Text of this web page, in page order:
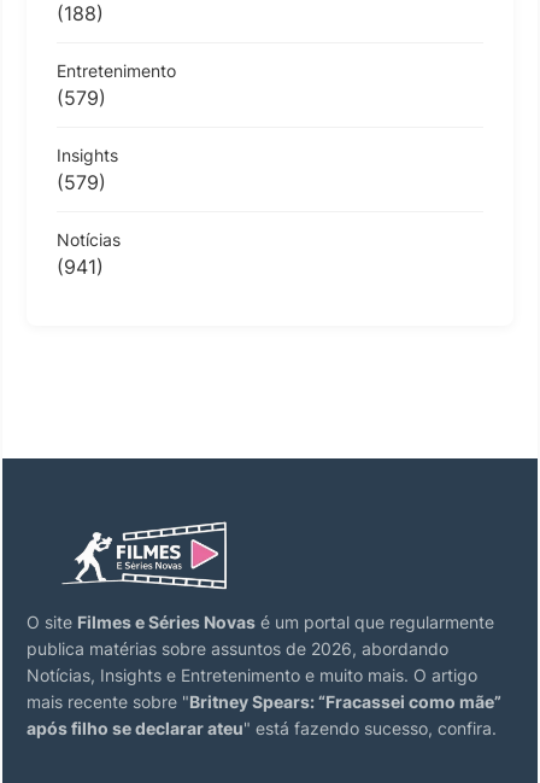
(188)
Entretenimento
(579)
Insights
(579)
Notícias
(941)
O site Filmes e Séries Novas é um portal que regularmente
publica matérias sobre assuntos de 2026, abordando
Notícias, Insights e Entretenimento e muito mais. O artigo
mais recente sobre "Britney Spears: “Fracassei como mãe”
após filho se declarar ateu" está fazendo sucesso, confira.